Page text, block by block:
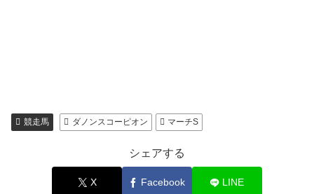
競走馬 ダノンスコーピオン マーチS
シェアする
X Facebook LINE